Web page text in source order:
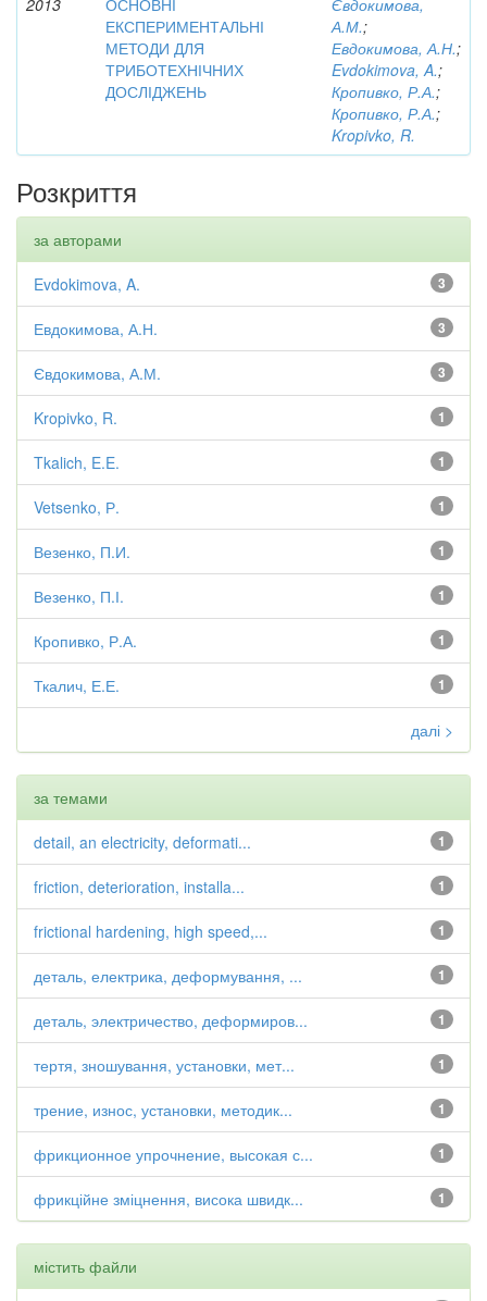
ЕКСПЕРИМЕНТАЛЬНІ
МЕТОДИ ДЛЯ
ТРИБОТЕХНІЧНИХ
ДОСЛІДЖЕНЬ
А.М.;
Евдокимова, А.Н.;
Evdokimova, A.;
Кропивко, Р.А.;
Кропивко, Р.А.;
Kropivko, R.
Розкриття
за авторами
3
Evdokimova, A.
3
Евдокимова, А.Н.
3
Євдокимова, А.М.
1
Kropivko, R.
1
Tkalich, E.E.
1
Vetsenko, Р.
1
Везенко, П.И.
1
Везенко, П.І.
1
Кропивко, Р.А.
1
Ткалич, Е.Е.
далі >
за темами
1
detail, an electricity, deformati...
1
friction, deterioration, installa...
1
frictional hardening, high speed,...
1
деталь, електрика, деформування, ...
1
деталь, электричество, деформиров...
1
тертя, зношування, установки, мет...
1
трение, износ, установки, методик...
1
фрикционное упрочнение, высокая с...
1
фрикційне зміцнення, висока швидк...
містить файли